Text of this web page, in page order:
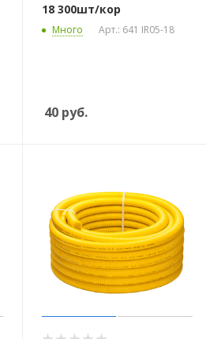
18 300шт/кор
Много Арт.: 641 IR05-18
40 руб.